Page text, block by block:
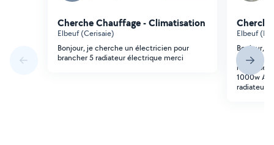
Cherche Chauffage - Climatisation
Elbeuf (Cerisaie)
Bonjour, je cherche un électricien pour
brancher 5 radiateur électrique merci
Elbeuf
Bonjour,
radiateurs
1000w